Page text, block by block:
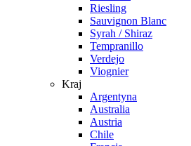
Riesling
Sauvignon Blanc
Syrah / Shiraz
Tempranillo
Verdejo
Viognier
Kraj
Argentyna
Australia
Austria
Chile